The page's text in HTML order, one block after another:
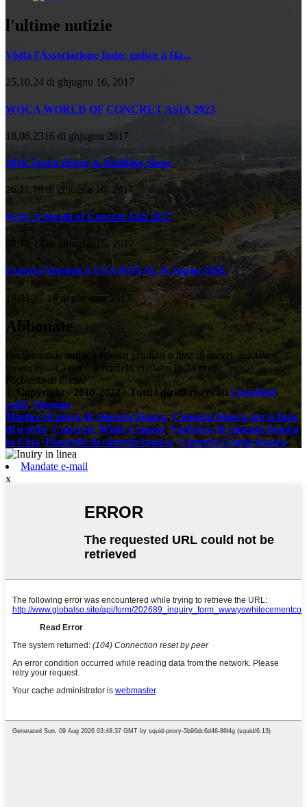
l'ultime nutizie
Visità l'Associazione Indo: unisce à Ha...
25,10,24 di ghjugnu 16, 2017
WOCA WORLD OF CONCRET ASIA 2023
18,08,2316 di ghjugnu 2017
2018 Japan Home & Building Show
26,11,18 di ghjugnu 16, 2017
WOCA World of Concret Asia 2017
08,12,17 di ghjugnu 16, 2017
Esporta Yinshan à USA ROYAL & Japan SKK
18,01,17 16 di ghjugnu 2017
Abbonate
Per dumande nantu à i nostri prudutti o lista di prezzi, lasciate u
vostru email à noi è seremu in cuntattu in 24 ore.
Richiesta di Prezzi
© Copyright - 2010-2022 : Tutti i diritti riservati.I prudutti
caldi,Sitemap
Mastice di muru di cimentu biancu, Cimentu biancu per a fuga
di u tettu, Concrete White Cement, Fabbrica di cimentu biancu
in Cina Piastrelle di cimentu biancu, Cimentu Grigiu biancu,
Mandate e-mail
x